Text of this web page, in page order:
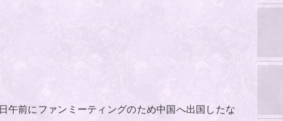
午前にファンミーティングのため中国へ出国したな